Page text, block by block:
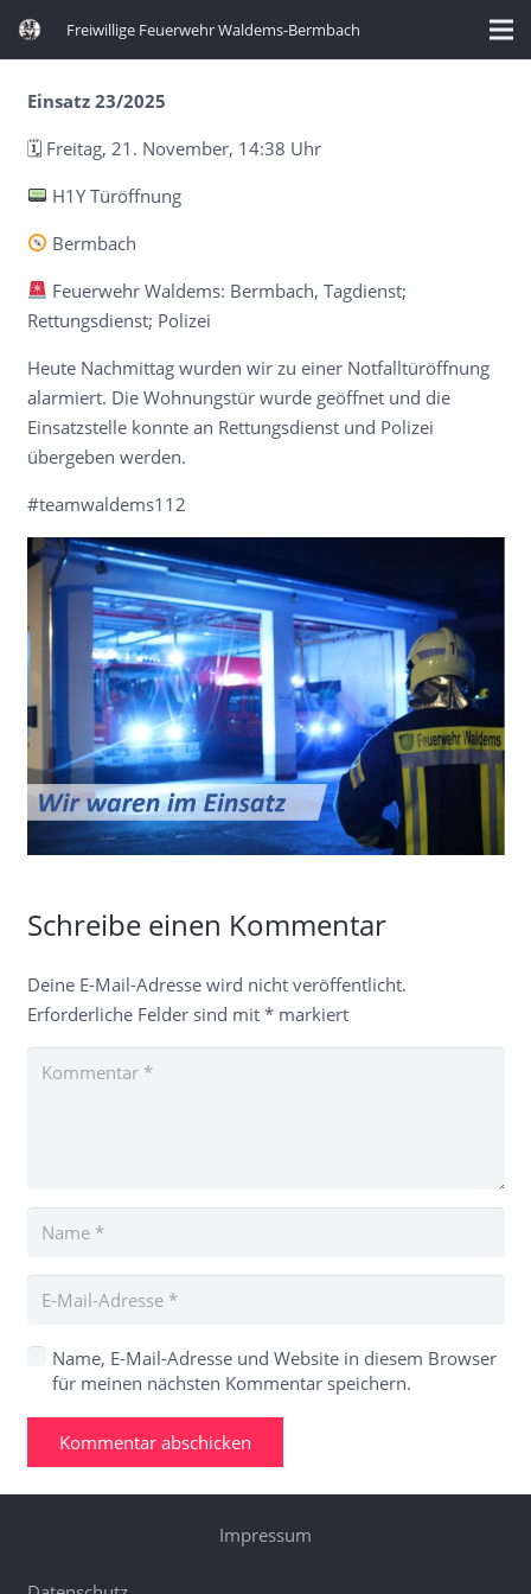
Freiwillige Feuerwehr Waldems-Bermbach
Einsatz 23/2025
🗓 Freitag, 21. November, 14:38 Uhr
H1Y Türöffnung
Bermbach
Feuerwehr Waldems: Bermbach, Tagdienst;
Rettungsdienst; Polizei
Heute Nachmittag wurden wir zu einer Notfalltüröffnung
alarmiert. Die Wohnungstür wurde geöffnet und die
Einsatzstelle konnte an Rettungsdienst und Polizei
übergeben werden.
#teamwaldems112
Schreibe einen Kommentar
Deine E-Mail-Adresse wird nicht veröffentlicht.
Erforderliche Felder sind mit *markiert
Name, E-Mail-Adresse und Website in diesem Browser
für meinen nächsten Kommentar speichern.
Kommentar abschicken
Impressum